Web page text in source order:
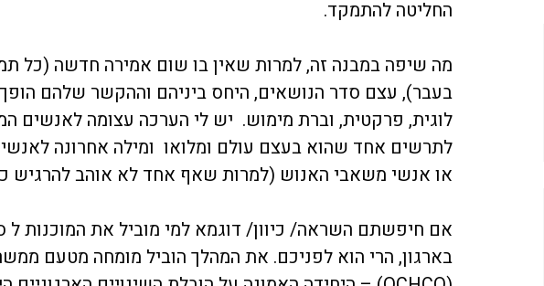
החליטה להתמקד.
מה שיפה במבנה זה, למרות שאין בו שום אמירה חדשה (כל
בעבר), עצם סדר הנושאים, היחס ביניהם וההקשר שלהם
לוגית, פרקטית, וברת מימוש.  יש לי הערכה עצומה לאנשים
לתרשים אחד שהוא בעצם עולם ומלואו  ומילה אחרונה
או אנשי משאבי האנוש (למרות שאף אחד לא אוהב להרגיש
אם חיפשתם השראה/ כיוון/ דוגמא למי מוביל את המוכנות ל
בארגון, הרי הוא לפניכם. את המהלך הוביל מומחה מטעם